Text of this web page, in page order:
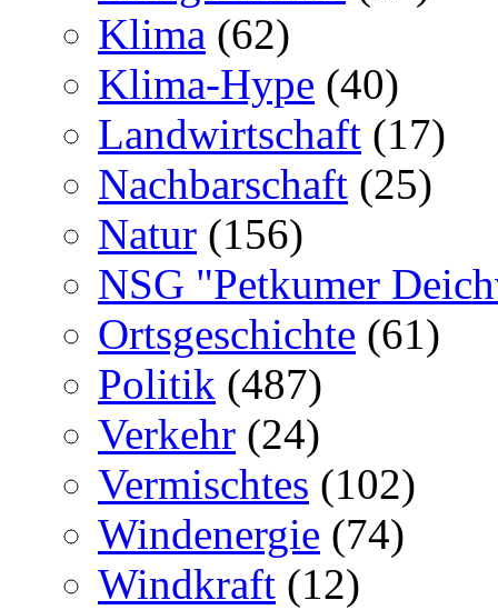
Klima (62)
Klima-Hype (40)
Landwirtschaft (17)
Nachbarschaft (25)
Natur (156)
NSG "Petkumer
Ortsgeschichte (61)
Politik (487)
Verkehr (24)
Vermischtes (102)
Windenergie (74)
Windkraft (12)